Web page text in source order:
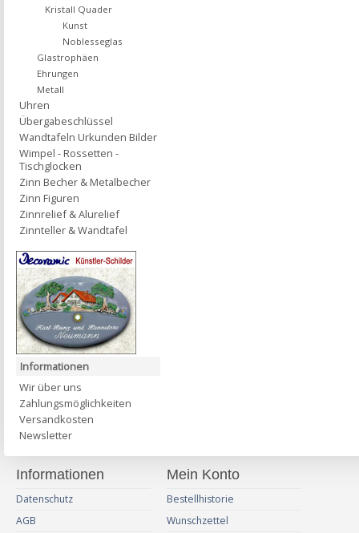
Kristall Quader
Kunst
Noblesseglas
Glastrophäen
Ehrungen
Metall
Uhren
Übergabeschlüssel
Wandtafeln Urkunden Bilder
Wimpel - Rossetten -
Tischglocken
Zinn Becher & Metalbecher
Zinn Figuren
Zinnrelief & Alurelief
Zinnteller & Wandtafel
Informationen
Wir über uns
Zahlungsmöglichkeiten
Versandkosten
Newsletter
Informationen
Datenschutz
AGB
Mein Konto
Bestellhistorie
Wunschzettel